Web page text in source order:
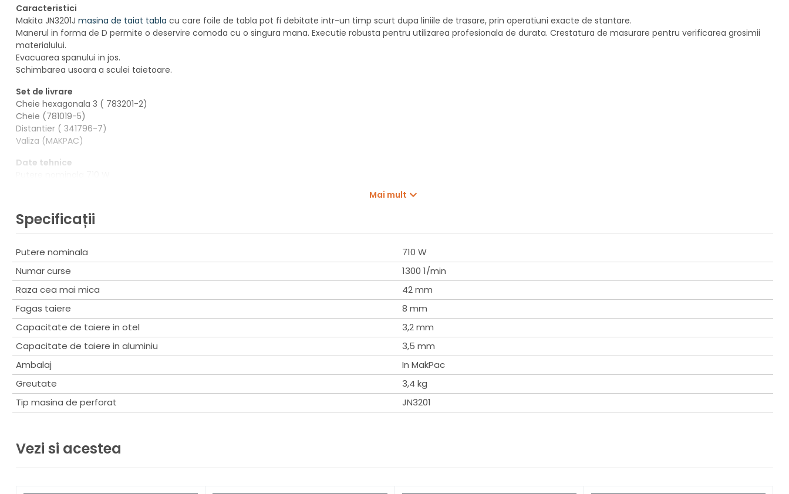
Caracteristici
Makita JN3201J masina de taiat tabla cu care foile de tabla pot fi debitate intr-un timp scurt dupa liniile de trasare, prin operatiuni exacte de stantare.
Manerul in forma de D permite o deservire comoda cu o singura mana. Executie robusta pentru utilizarea profesionala de durata. Crestatura de masurare pentru verificarea grosimii
materialului.
Evacuarea spanului in jos.
Schimbarea usoara a sculei taietoare.
Set de livrare
Cheie hexagonala 3 ( 783201-2)
Cheie (781019-5)
Distantier ( 341796-7)
Valiza (MAKPAC)
Date tehnice
Latimea taieturii 8 mm
Raza de taiere interioara 120 mm
Raza de taiere exterioara 128 mm
Capac. de taiere la 600 N/mm²: Otel aliat 2,5 mm
Marime 225x88x254 mm
Greutatea 3,4 kg
Mai mult
Specificații
Putere nominala
710 W
Numar curse
1300 1/min
Raza cea mai mica
42 mm
Fagas taiere
8 mm
Capacitate de taiere in otel
3,2 mm
Capacitate de taiere in aluminiu
3,5 mm
Ambalaj
In MakPac
Greutate
3,4 kg
Tip masina de perforat
JN3201
Vezi si acestea